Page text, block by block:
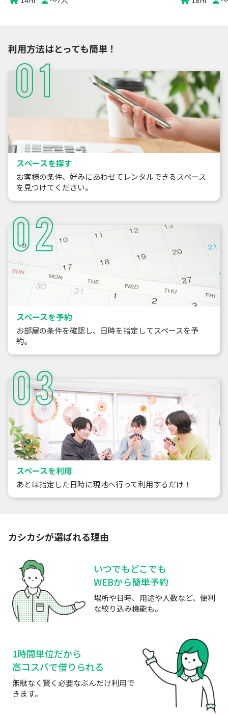
利用方法はとっても簡単！
スペースを探す
お客様の条件、好みにあわせてレンタルできるスペース
を見つけてください。
スペースを予約
お部屋の条件を確認し、日時を指定してスペースを予
約。
スペースを利用
あとは指定した日時に現地へ行って利用するだけ！
カシカシが選ばれる理由
いつでもどこでも
WEBから簡単予約
場所や日時、用途や人数など、便利
な絞り込み機能も。
1時間単位だから
高コスパで借りられる
無駄なく賢く必要なぶんだけ利用で
きます。